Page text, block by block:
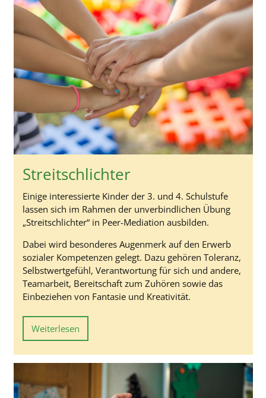
Streitschlichter
Einige interessierte Kinder der 3. und 4. Schulstufe
lassen sich im Rahmen der unverbindlichen Übung
„Streitschlichter“ in Peer-Mediation ausbilden.
Dabei wird besonderes Augenmerk auf den Erwerb
sozialer Kompetenzen gelegt. Dazu gehören Toleranz,
Selbstwertgefühl, Verantwortung für sich und andere,
Teamarbeit, Bereitschaft zum Zuhören sowie das
Einbeziehen von Fantasie und Kreativität.
Weiterlesen